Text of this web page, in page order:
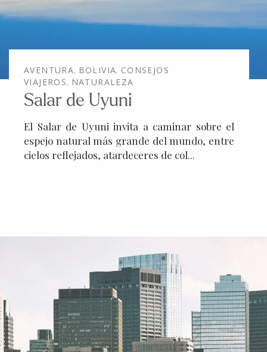
AVENTURA, BOLIVIA, CONSEJOS
VIAJEROS, NATURALEZA
Salar de Uyuni
El Salar de Uyuni invita a caminar sobre el
espejo natural más grande del mundo, entre
cielos reflejados, atardeceres de col